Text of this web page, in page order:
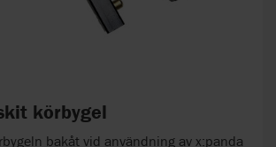
körbygel
bakåt vid användning av x:panda